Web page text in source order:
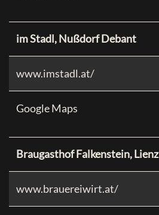
im Stadl, Nußdorf Debant
www.imstadl.at/
Google Maps
Braugasthof Falkenstein, Lienz
www.brauereiwirt.at/